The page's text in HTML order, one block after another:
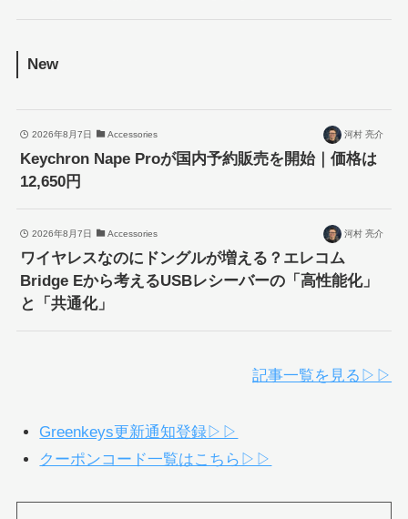
New
2026年8月7日 Accessories 河村 亮介
Keychron Nape Proが国内予約販売を開始｜価格は
12,650円
2026年8月7日 Accessories 河村 亮介
ワイヤレスなのにドングルが増える？エレコム
Bridge Eから考えるUSBレシーバーの「高性能化」
と「共通化」
記事一覧を見る▷▷
Greenkeys更新通知登録▷▷
クーポンコード一覧はこちら▷▷